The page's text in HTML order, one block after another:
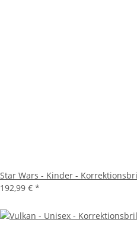
Star Wars - Kinder -
192,99 € *